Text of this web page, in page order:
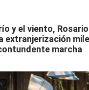
y el viento, Rosario
extranjerización
marcha